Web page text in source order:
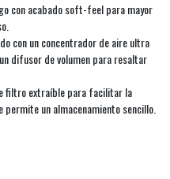
con acabado soft-feel para mayor
con un concentrador de aire ultra
difusor de volumen para resaltar
filtro extraíble para facilitar la
permite un almacenamiento sencillo.